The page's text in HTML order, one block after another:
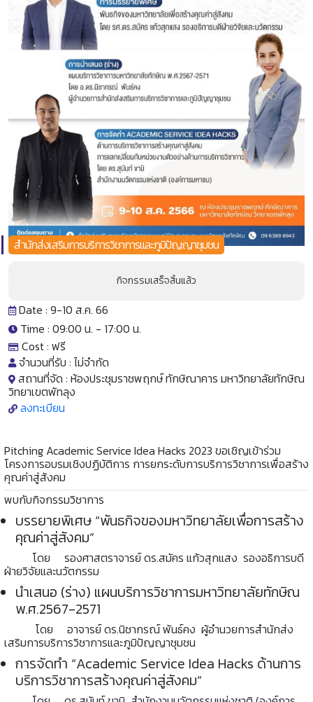
สำนักส่งเสริมการบริการวิชาการและภูมิปัญญาชุมชน
กิจกรรมเสร็จสิ้นแล้ว
Date : 9-10 ส.ค. 66
Time : 09:00 น. - 17:00 น.
Cost : ฟรี
จำนวนที่รับ : ไม่จำกัด
สถานที่จัด : ห้องประชุมราชพฤกษ์ ทักษิณาคาร มหาวิทยาลัยทักษิณ
วิทยาเขตพัทลุง
ลงทะเบียน
Pitching Academic Service Idea Hacks 2023 ขอเชิญเข้าร่วม
โครงการอบรมเชิงปฏิบัติการ การยกระดับการบริการวิชาการเพื่อสร้าง
คุณค่าสู่สังคม
พบกับกิจกรรมวิชาการ
บรรยายพิเศษ “พันธกิจของมหาวิทยาลัยเพื่อการสร้าง
คุณค่าสู่สังคม”
โดย รองศาสตราจารย์ ดร.สมัคร แก้วสุกแสง รองอธิการบดี
ฝ่ายวิจัยและนวัตกรรม
นำเสนอ (ร่าง) แผนบริการวิชาการมหาวิทยาลัยทักษิณ
พ.ศ.2567-2571
โดย อาจารย์ ดร.นิชากรณ์ พันธ์คง ผู้อำนวยการสำนักส่ง
เสริมการบริการวิชาการและภูมิปัญญาชุมชน
การจัดทำ “Academic Service Idea Hacks ด้านการ
บริการวิชาการสร้างคุณค่าสู่สังคม”